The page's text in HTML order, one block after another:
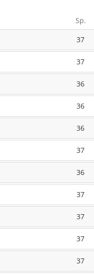
Sp.
37
37
36
36
36
37
36
37
37
37
37